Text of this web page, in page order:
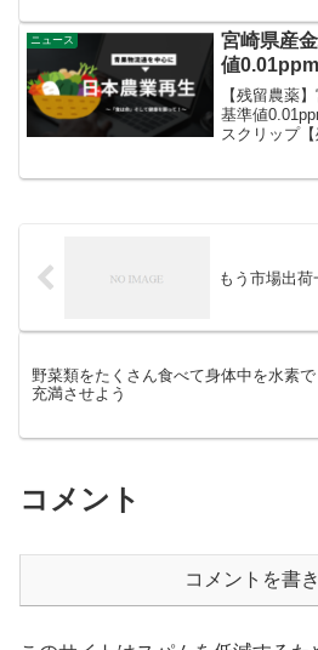
ます。例え
ニュース
宮崎県産
値
【残留農薬
基準値
スクリップ
もう市場出荷
野菜類をたくさん食べて身体中を水素で
充満させよう
コメント
コメントを書